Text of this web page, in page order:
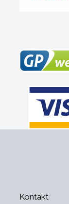
Kontakt